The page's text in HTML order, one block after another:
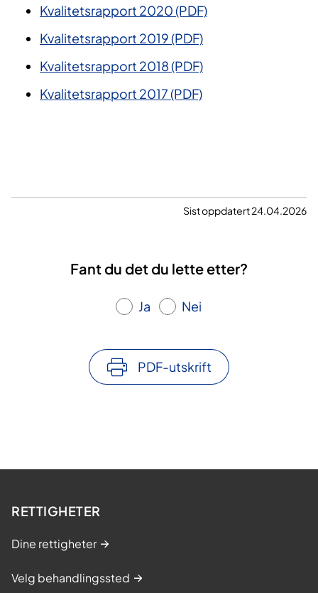
Kvalitetsrapport 2020 (PDF)
Kvalitetsrapport 2019 (PDF)
Kvalitetsrapport 2018 (PDF)
Kvalitetsrapport 2017 (PDF)
Sist oppdatert 24.04.2026
Fant du det du lette etter?
Ja Nei
PDF-utskrift
RETTIGHETER
Dine rettigheter
Velg behandlingssted